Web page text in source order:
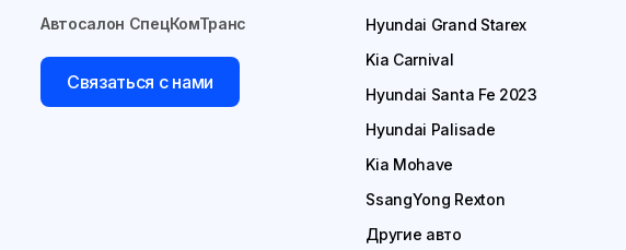
Автосалон СпецКомТранс
Связаться с нами
Hyundai Grand Starex
Kia Carnival
Hyundai Santa Fe 2023
Hyundai Palisade
Kia Mohave
SsangYong Rexton
Другие авто